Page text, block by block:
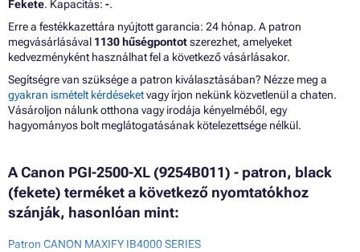
Fekete. Kapacitás: -.
Erre a festékkazettára nyújtott garancia: 24 hónap. A patron
megvásárlásával 1130 hűségpontotszerezhet, amelyeket
kedvezményként használhat fel a következő vásárlásakor.
Segítségre van szüksége a patron kiválasztásában? Nézze meg a
gyakran ismételt kérdéseketvagy írjon nekünk közvetlenül a chaten.
Vásároljon nálunk otthona vagy irodája kényelméből, egy
hagyományos bolt meglátogatásának kötelezettsége nélkül.
A Canon PGI-2500-XL (9254B011) - patron, black
(fekete) terméket a következő nyomtatókhoz
szánják, hasonlóan mint:
Patron CANON MAXIFY IB4000 SERIES